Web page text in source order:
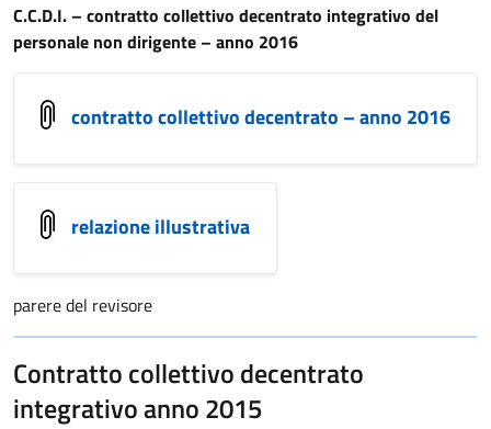
C.C.D.I. – contratto collettivo decentrato integrativo del
personale non dirigente – anno 2016
contratto collettivo decentrato – anno 2016
relazione illustrativa
parere del revisore
Contratto collettivo decentrato
integrativo anno 2015